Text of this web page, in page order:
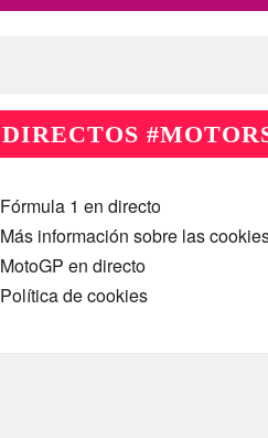
DIRECTOS
Fórmula 1 en directo
Más información sobre las
MotoGP en directo
Política de cookies